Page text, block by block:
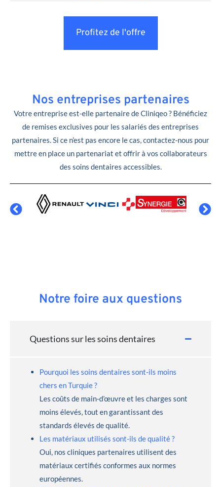
Profitez de l'offre
Nos entreprises partenaires
Votre entreprise est-elle partenaire de Cliniqeo ? Bénéficiez
de remises exclusives pour les salariés des entreprises
partenaires. Si ce n’est pas encore le cas, contactez-nous pour
mettre en place un partenariat et offrir à vos collaborateurs
des soins dentaires accessibles.
Notre foire aux questions
Questions sur les soins dentaires
Pourquoi les soins dentaires sont-ils moins
chers en Turquie ?
Les coûts de main-d’œuvre et les charges sont
moins élevés, tout en garantissant des
standards élevés de qualité.
Les matériaux utilisés sont-ils de qualité ?
Oui, nos cliniques partenaires utilisent des
matériaux certifiés conformes aux normes
européennes.